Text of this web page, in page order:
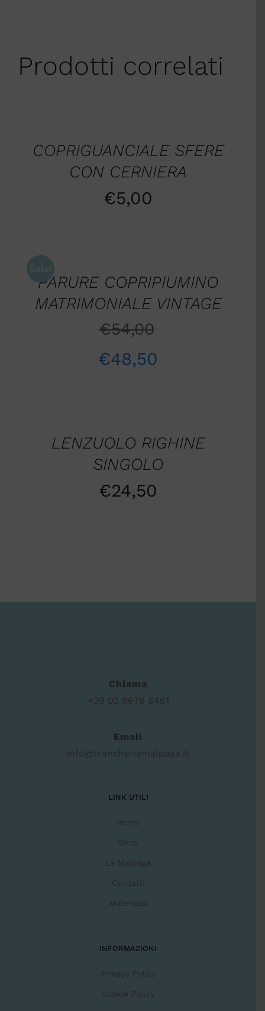
Prodotti correlati
DETTAGLI
COPRIGUANCIALE SFERE
CON CERNIERA
€5,00
Sale!
CARRELLO
/
DETTAGLIPARURE COPRIPIUMINO
MATRIMONIALE VINTAGE
€54,00
€48,50
LENZUOLO RIGHINE
SINGOLO
€24,50
Chiama
+39 02 9678 8461
Email
info@biancheriamalpaga.it
LINK UTILI
Home
Shop
La Malpaga
Contatti
Materassi
INFORMAZIONI
Privacy Policy
Cookie Policy